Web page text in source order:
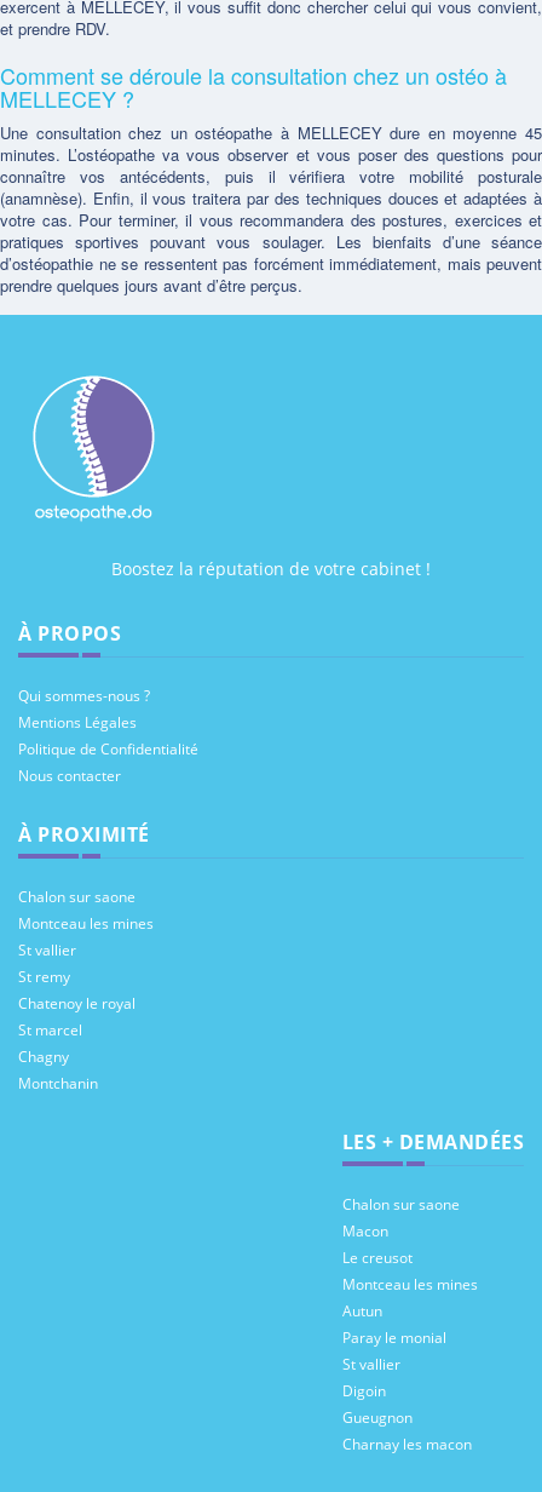
exercent à MELLECEY, il vous suffit donc chercher celui qui vous convient,
et prendre RDV.
Comment se déroule la consultation chez un ostéo à
MELLECEY ?
Une consultation chez un ostéopathe à MELLECEY dure en moyenne 45
minutes. L’ostéopathe va vous observer et vous poser des questions pour
connaître vos antécédents, puis il vérifiera votre mobilité posturale
(anamnèse). Enfin, il vous traitera par des techniques douces et adaptées à
votre cas. Pour terminer, il vous recommandera des postures, exercices et
pratiques sportives pouvant vous soulager. Les bienfaits d’une séance
d’ostéopathie ne se ressentent pas forcément immédiatement, mais peuvent
prendre quelques jours avant d’être perçus.
Boostez la réputation de votre cabinet !
À PROPOS
Qui sommes-nous ?
Mentions Légales
Politique de Confidentialité
Nous contacter
À PROXIMITÉ
Chalon sur saone
Montceau les mines
St vallier
St remy
Chatenoy le royal
St marcel
Chagny
Montchanin
LES + DEMANDÉES
Chalon sur saone
Macon
Le creusot
Montceau les mines
Autun
Paray le monial
St vallier
Digoin
Gueugnon
Charnay les macon